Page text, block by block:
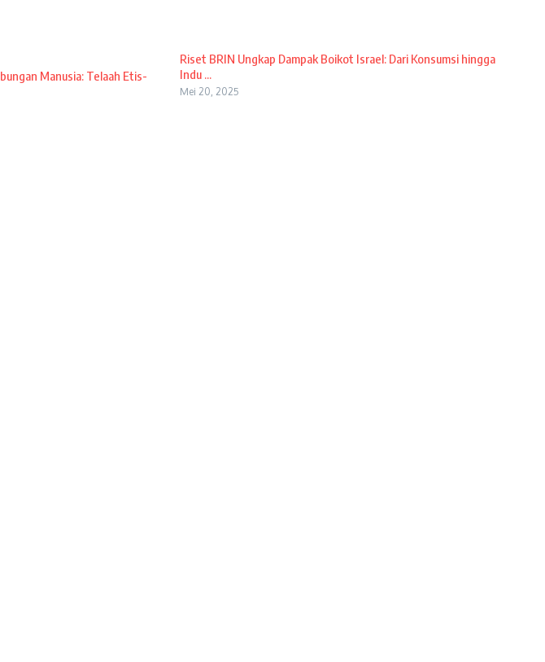
Manusia: Telaah Etis-
Riset BRIN Ungkap Dampak Boikot Israel: Dari Konsumsi hingga
Indu ...
Mei 20, 2025